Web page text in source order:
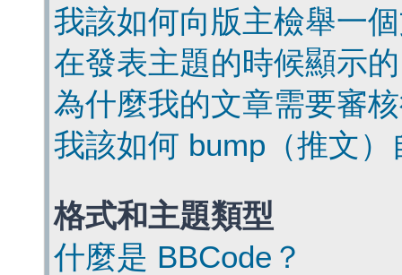
我該如何向版主檢舉一
在發表主題的時候顯示
為什麼我的文章需要審
我該如何 bump（推文
格式和主題類型
什麼是 BBCode？